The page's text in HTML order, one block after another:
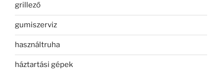
grillező
gumiszerviz
használtruha
háztartási gépek